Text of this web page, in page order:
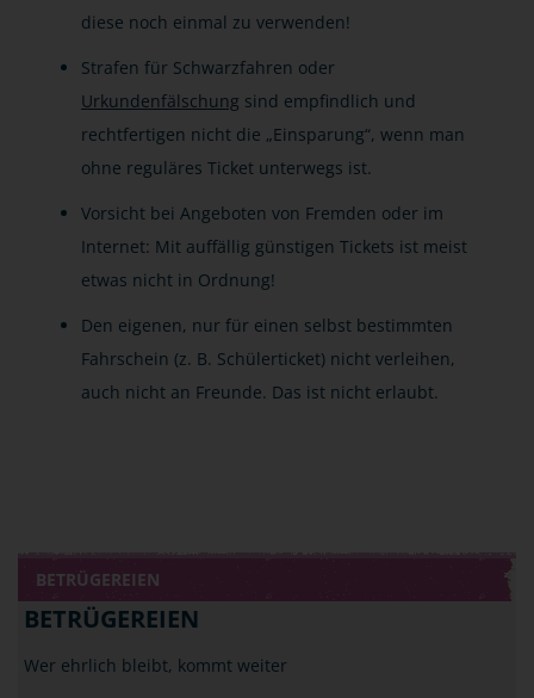
diese noch einmal zu verwenden!
Strafen für Schwarzfahren oder
Urkundenfälschung sind empfindlich und
rechtfertigen nicht die „Einsparung“, wenn man
ohne reguläres Ticket unterwegs ist.
Vorsicht bei Angeboten von Fremden oder im
Internet: Mit auffällig günstigen Tickets ist meist
etwas nicht in Ordnung!
Den eigenen, nur für einen selbst bestimmten
Fahrschein (z. B. Schülerticket) nicht verleihen,
auch nicht an Freunde. Das ist nicht erlaubt.
BETRÜGEREIEN
BETRÜGEREIEN
Wer ehrlich bleibt, kommt weiter